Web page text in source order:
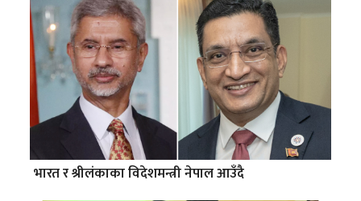
भारत र श्रीलंकाका विदेशमन्त्री नेपाल आउँदै